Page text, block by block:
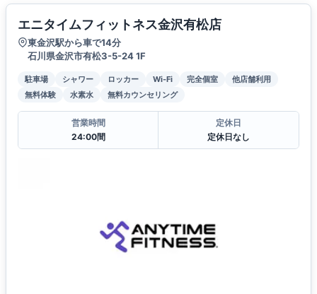
エニタイムフィットネス金沢有松店
東金沢駅から車で14分
石川県金沢市有松3-5-24 1F
駐車場 シャワー ロッカー Wi-Fi 完全個室
他店舗利用
無料体験
水素水 無料カウンセリング
営業時間
24:00間
定休日
定休日なし